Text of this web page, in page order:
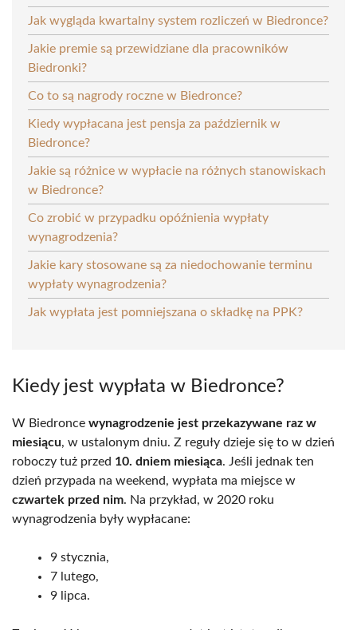
Jak wygląda kwartalny system rozliczeń w Biedronce?
Jakie premie są przewidziane dla pracowników
Biedronki?
Co to są nagrody roczne w Biedronce?
Kiedy wypłacana jest pensja za październik w
Biedronce?
Jakie są różnice w wypłacie na różnych stanowiskach
w Biedronce?
Co zrobić w przypadku opóźnienia wypłaty
wynagrodzenia?
Jakie kary stosowane są za niedochowanie terminu
wypłaty wynagrodzenia?
Jak wypłata jest pomniejszana o składkę na PPK?
Kiedy jest wypłata w Biedronce?
W Biedronce wynagrodzenie jest przekazywane raz w
miesiącu, w ustalonym dniu. Z reguły dzieje się to w dzień
roboczy tuż przed 10. dniem miesiąca. Jeśli jednak ten
dzień przypada na weekend, wypłata ma miejsce w
czwartek przed nim. Na przykład, w 2020 roku
wynagrodzenia były wypłacane:
9 stycznia,
7 lutego,
9 lipca.